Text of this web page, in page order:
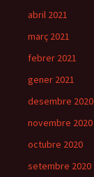
abril 2021
març 2021
febrer 2021
gener 2021
desembre 2020
novembre 2020
octubre 2020
setembre 2020